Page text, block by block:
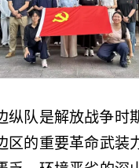
纵队是解放战争时
区的重要革命武装